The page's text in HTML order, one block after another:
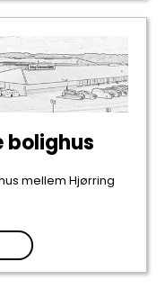
bolighus
mellem Hjørring